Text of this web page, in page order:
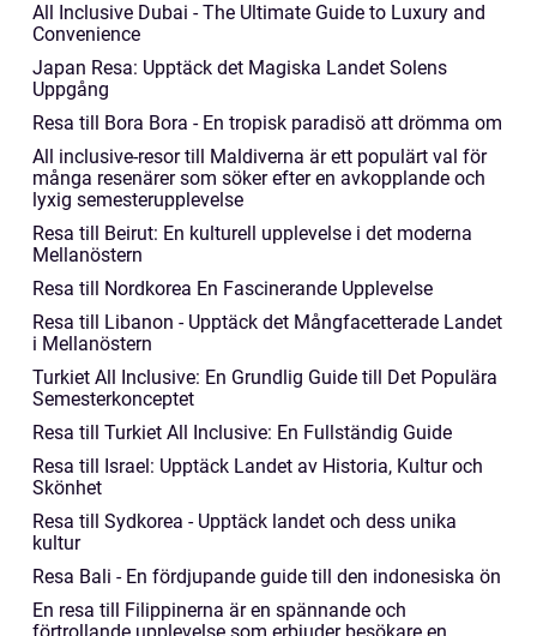
All Inclusive Dubai - The Ultimate Guide to Luxury and
Convenience
Japan Resa: Upptäck det Magiska Landet Solens
Uppgång
Resa till Bora Bora - En tropisk paradisö att drömma om
All inclusive-resor till Maldiverna är ett populärt val för
många resenärer som söker efter en avkopplande och
lyxig semesterupplevelse
Resa till Beirut: En kulturell upplevelse i det moderna
Mellanöstern
Resa till Nordkorea En Fascinerande Upplevelse
Resa till Libanon - Upptäck det Mångfacetterade Landet
i Mellanöstern
Turkiet All Inclusive: En Grundlig Guide till Det Populära
Semesterkonceptet
Resa till Turkiet All Inclusive: En Fullständig Guide
Resa till Israel: Upptäck Landet av Historia, Kultur och
Skönhet
Resa till Sydkorea - Upptäck landet och dess unika
kultur
Resa Bali - En fördjupande guide till den indonesiska ön
En resa till Filippinerna är en spännande och